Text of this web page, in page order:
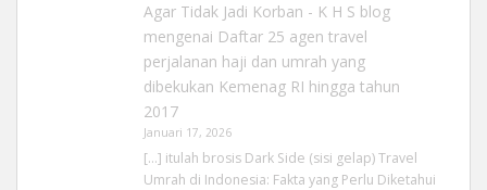
Agar Tidak Jadi Korban - K H S blog
mengenai Daftar 25 agen travel
perjalanan haji dan umrah yang
dibekukan Kemenag RI hingga tahun
2017
Januari 17, 2026
[…] itulah brosis Dark Side (sisi gelap) Travel
Umrah di Indonesia: Fakta yang Perlu Diketahui